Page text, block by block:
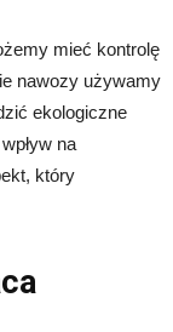
mieć kontrolę
nawozy używamy
ekologiczne
na
który